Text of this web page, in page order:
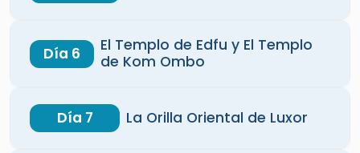
Día 6
El Templo de Edfu y El Templo
de Kom Ombo
Día 7 La Orilla Oriental de Luxor